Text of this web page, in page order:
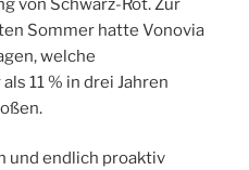
Sommer hatte Vonovia
welche
11 % in drei Jahren
und endlich proaktiv